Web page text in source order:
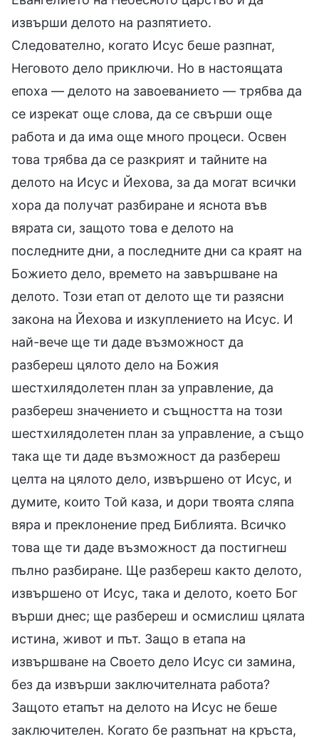
извърши делото на разпятието.
Следователно, когато Исус беше разпнат,
Неговото дело приключи. Но в настоящата
епоха — делото на завоеванието — трябва да
се изрекат още слова, да се свърши още
работа и да има още много процеси. Освен
това трябва да се разкрият и тайните на
делото на Исус и Йехова, за да могат всички
хора да получат разбиране и яснота във
вярата си, защото това е делото на
последните дни, а последните дни са краят на
Божието дело, времето на завършване на
делото. Този етап от делото ще ти разясни
закона на Йехова и изкуплението на Исус. И
най-вече ще ти даде възможност да
разбереш цялото дело на Божия
шестхилядолетен план за управление, да
разбереш значението и същността на този
шестхилядолетен план за управление, а също
така ще ти даде възможност да разбереш
целта на цялото дело, извършено от Исус, и
думите, които Той каза, и дори твоята сляпа
вяра и преклонение пред Библията. Всичко
това ще ти даде възможност да постигнеш
пълно разбиране. Ще разбереш както делото,
извършено от Исус, така и делото, което Бог
върши днес; ще разбереш и осмислиш цялата
истина, живот и път. Защо в етапа на
извършване на Своето дело Исус си замина,
без да извърши заключителната работа?
Защото етапът на делото на Исус не беше
заключителен. Когато бе разпънат на кръста,